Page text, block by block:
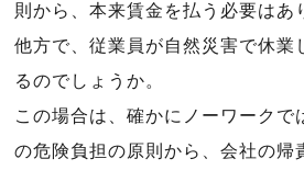
則から、本来賃金を払う必要はあ
他方で、従業員が自然災害で休業
るのでしょうか。
この場合は、確かにノーワークで
の危険負担の原則から、会社の帰